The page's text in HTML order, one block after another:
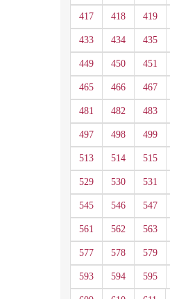
417 418 419
433 434 435
449 450 451
465 466 467
481 482 483
497 498 499
513 514 515
529 530 531
545 546 547
561 562 563
577 578 579
593 594 595